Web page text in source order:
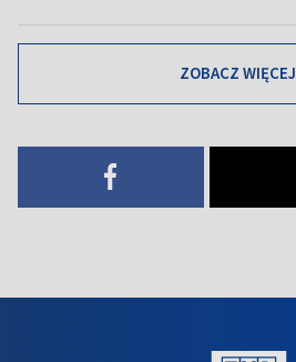
ZOBACZ WIĘCEJ